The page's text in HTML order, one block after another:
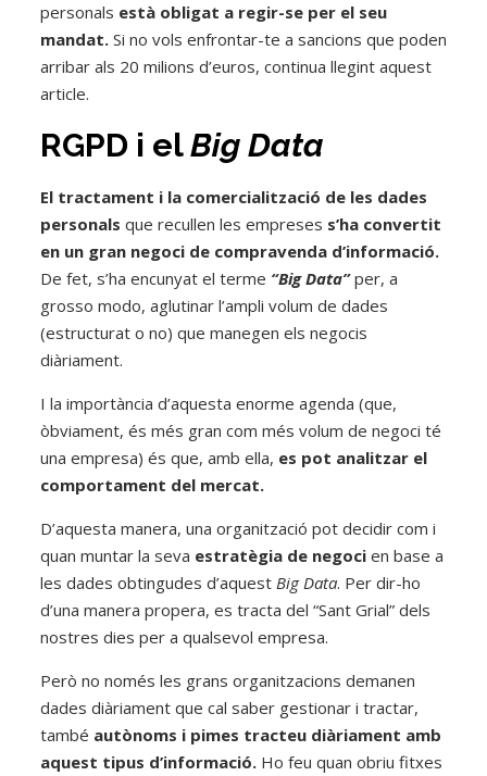
personals està obligat a regir-se per el seu
mandat.Si no vols enfrontar-te a sancions que poden
arribar als 20 milions d’euros, continua llegint aquest
article.
RGPD i elBig Data
El tractament i la comercialització de les dades
personals que recullen les empreses s’ha convertit
en un gran negoci de compravenda d’informació.
De fet, s’ha encunyat el terme “Big Data”per, a
grosso modo, aglutinar l’ampli volum de dades
(estructurat o no) que manegen els negocis
diàriament.
I la importància d’aquesta enorme agenda (que,
òbviament, és més gran com més volum de negoci té
una empresa) és que, amb ella, es pot analitzar el
comportament del mercat.
D’aquesta manera, una organització pot decidir com i
quan muntar la seva estratègia de negocien base a
les dades obtingudes d’aquest Big Data. Per dir-ho
d’una manera propera, es tracta del “Sant Grial” dels
nostres dies per a qualsevol empresa.
Però no només les grans organitzacions demanen
dades diàriament que cal saber gestionar i tractar,
també autònoms i pimes tracteu diàriament amb
aquest tipus d’informació.Ho feu quan obriu fitxes